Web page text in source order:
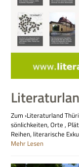
Zum ›Literaturland
sön­lichkei­ten, Orte ,
Reihen, literarische
Mehr Lesen